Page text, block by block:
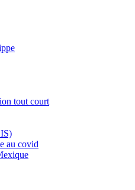
tout court
au covid